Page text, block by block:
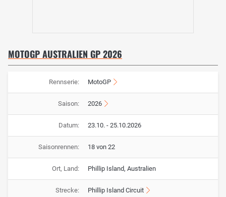
MOTOGP AUSTRALIEN GP 2026
Rennserie: MotoGP
Saison: 2026
Datum: 23.10. - 25.10.2026
Saisonrennen: 18 von 22
Ort, Land: Phillip Island, Australien
Strecke: Phillip Island Circuit